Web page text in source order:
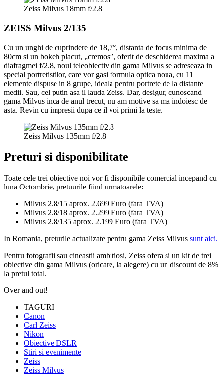
Zeiss Milvus 18mm f/2.8
ZEISS Milvus 2/135
Cu un unghi de cuprindere de 18,7°, distanta de focus minima de
80cm si un bokeh placut, „cremos”, oferit de deschiderea maxima a
diafragmei f/2.8, noul teleobiectiv din gama Milvus se adreseaza in
special portretistilor, care vor gasi formula optica noua, cu 11
elemente dispuse in 8 grupe, ideala pentru portrete de la distante
medii. Sau, cel putin asa il lauda Zeiss. Dar, desigur, cunoscand
gama Milvus inca de anul trecut, nu am motive sa ma indoiesc de
asta. Revin cu impresii dupa ce il voi primi la teste.
Zeiss Milvus 135mm f/2.8
Preturi si disponibilitate
Toate cele trei obiective noi vor fi disponibile comercial incepand cu
luna Octombrie, pretuurile fiind urmatoarele:
Milvus 2.8/15 aprox. 2.699 Euro (fara TVA)
Milvus 2.8/18 aprox. 2.299 Euro (fara TVA)
Milvus 2.8/135 aprox. 2.199 Euro (fara TVA)
In Romania, preturile actualizate pentru gama Zeiss Milvus sunt aici.
Pentru fotografii sau cineastii ambitiosi, Zeiss ofera si un kit de trei
obiective din gama Milvus (oricare, la alegere) cu un discount de 8%
la pretul total.
Over and out!
TAGURI
Canon
Carl Zeiss
Nikon
Obiective DSLR
Stiri si evenimente
Zeiss
Zeiss Milvus